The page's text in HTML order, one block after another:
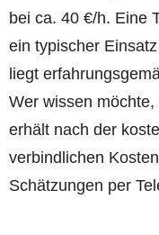
bei ca. 40 €/h. Eine
ein typischer
liegt
Wer wissen
erhält nach der
verbindlichen
Schätzungen per